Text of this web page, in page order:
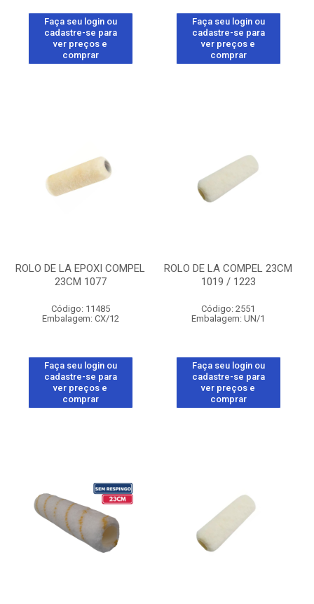
Faça seu login ou
cadastre-se para
ver preços e
comprar
Faça seu login ou
cadastre-se para
ver preços e
comprar
ROLO DE LA EPOXI COMPEL
23CM 1077
Código: 11485
Embalagem: CX/12
Faça seu login ou
cadastre-se para
ver preços e
comprar
ROLO DE LA COMPEL 23CM
1019 / 1223
Código: 2551
Embalagem: UN/1
Faça seu login ou
cadastre-se para
ver preços e
comprar